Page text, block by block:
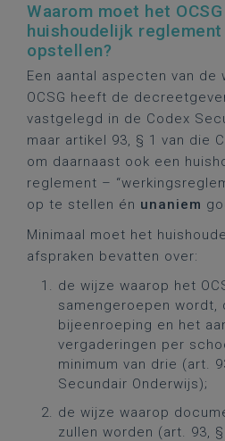
Waarom moet het
huishoudelijk reglement
opstellen?
Een aantal aspecten van de
OCSG heeft de
vastgelegd in de Codex
maar artikel 93, § 1 van die
om daarnaast ook een
reglement –
op te stellen én unaniem
Minimaal moet het
afspraken bevatten over:
de wijze waarop het
samengeroepen wordt,
bijeenroeping en het
vergaderingen per
minimum van drie (art.
Secundair Onderwijs);
de wijze waarop
zullen worden (art. 93,